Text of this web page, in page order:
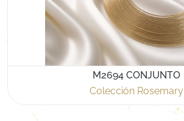
M2694 CONJUNTO
Colección Rosemary